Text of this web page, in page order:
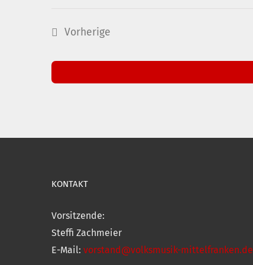
Vorherige
KONTAKT
Vorsitzende:
Steffi Zachmeier
E-Mail: vorstand@volksmusik-mittelfranken.de